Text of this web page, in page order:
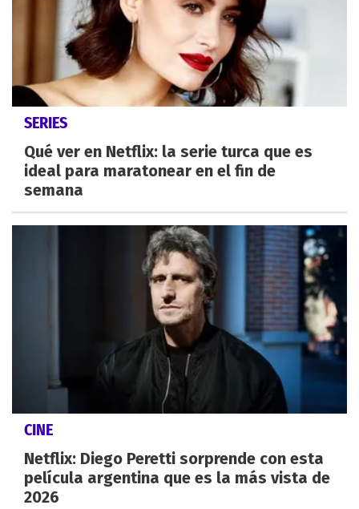
SERIES
Qué ver en Netflix: la serie turca que es
ideal para maratonear en el fin de
semana
CINE
Netflix: Diego Peretti sorprende con esta
película argentina que es la más vista de
2026